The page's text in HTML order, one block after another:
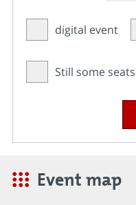
digital event
Still some
Event map